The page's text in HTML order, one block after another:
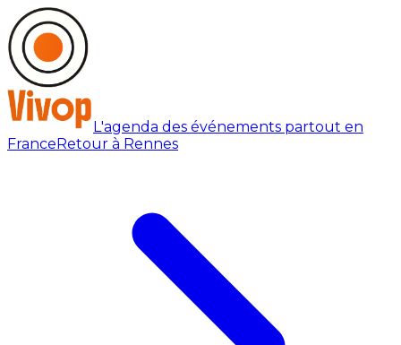
L'agenda des événements partout en
FranceRetour à Rennes